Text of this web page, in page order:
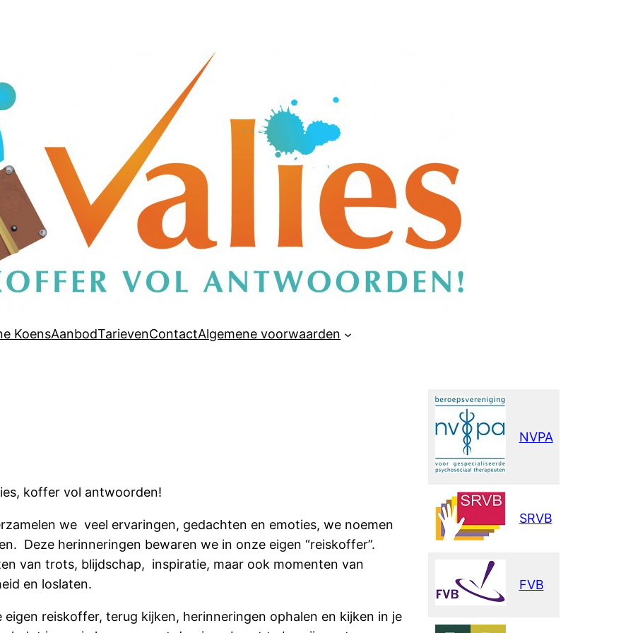
KoensAanbodTarievenContactAlgemene voorwaarden
koffer vol antwoorden!
we veel ervaringen, gedachten en emoties, we noemen
Deze herinneringen bewaren we in onze eigen “reiskoffer”.
van trots, blijdschap, inspiratie, maar ook momenten van
en loslaten.
eigen reiskoffer, terug kijken, herinneringen ophalen en kijken in je
NVPA
SRVB
FVB